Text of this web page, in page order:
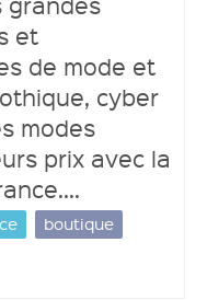
et
de mode et
cyber
modes
prix avec la
boutique